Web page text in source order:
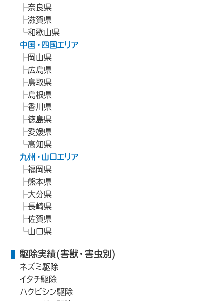
奈良県
滋賀県
和歌山県
中国・四国エリア
岡山県
広島県
鳥取県
島根県
香川県
徳島県
愛媛県
高知県
九州・山口エリア
福岡県
熊本県
大分県
長崎県
佐賀県
山口県
駆除実績(害獣・害虫別)
ネズミ駆除
イタチ駆除
ハクビシン駆除